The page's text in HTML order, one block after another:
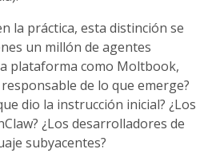
la práctica, esta distinción se
un millón de agentes
plataforma como Moltbook,
de lo que emerge?
dio la instrucción inicial? ¿Los
¿Los desarrolladores de
subyacentes?